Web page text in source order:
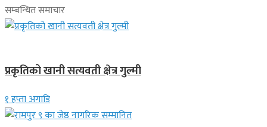
सम्बन्धित समाचार
प्रकृतिको खानी सत्यवती क्षेत्र गुल्मी
१ हप्ता अगाडि